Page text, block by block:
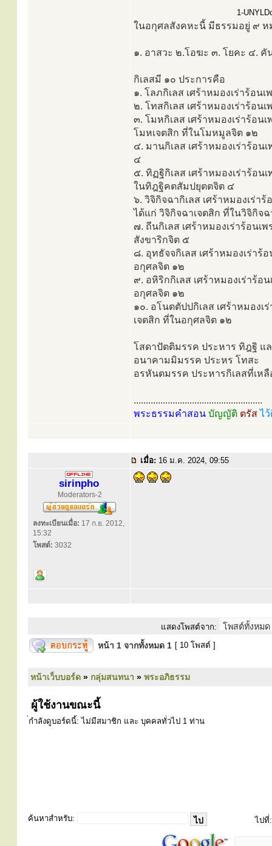
1-
ในอกุศลสังคหะนี้ มีธรรมอยู่ ๙ ห
๑. อาสวะ ๒.โอฆะ ๓. โยคะ ๔.
กิเลสมี ๑๐ ประการคือ
๑. โลภกิเลส เศร้าหมองเร่าร้อ
๒. โทสกิเลส เศร้าหมองเร่าร้อ
๓. โมหกิเลส เศร้าหมองเร่าร้อ
โมหเจตสิก ที่ในโมหมูลจิต ๑๒
๔. มานกิเลส เศร้าหมองเร่าร้อ
๔
๕. ทิฏฐิกิเลส เศร้าหมองเร่าร้อน
ในทิฎฐิคตสัมปยุตตจิต ๔
๖. วิจิกิจฉากิเลส เศร้าหมองเร่า
ได้แก่ วิจิกิจฉาเจตสิก ที่ในวิจิกิจ
๗. ถีนกิเลส เศร้าหมองเร่าร้อน
สังขาริกจิต ๕
๘. อุทธัจจกิเลส เศร้าหมองเร่า
อกุศลจิต ๑๒
๙. อหิริกกิเลส เศร้าหมองเร่าร้อ
อกุศลจิต ๑๒
๑๐. อโนตตัปปกิเลส เศร้าหมองเ
เจตสิก ที่ในอกุศลจิต ๑๒
โสดาปัตติมรรค ประหาร ทิฎฐิ แ
อนาคามมิมรรค ประหร โทสะ
อรหันตมรรค ประหารกิเลสที่เห
.....................................................
พระธรรมคำสอน บัญญัติ ตรัสไ
เมื่อ: 16 ม.ค. 2024, 09:55
sirinpho
Moderators-2
ลงทะเบียนเมื่อ: 17 ก.ย. 2012,
15:32
โพสต์: 3032
แสดงโพสต์จาก:
หน้า 1 จากทั้งหมด 1 [ 10 โพสต์ ]
หน้าเว็บบอร์ด » กลุ่มสนทนา » พระอภิธรรม
ผู้ใช้งานขณะนี้
่กำลังดูบอร์ดนี้: ไม่มีสมาชิก และ บุคคลทั่วไป 1 ท่าน
ค้นหาสำหรับ: ไปที่: